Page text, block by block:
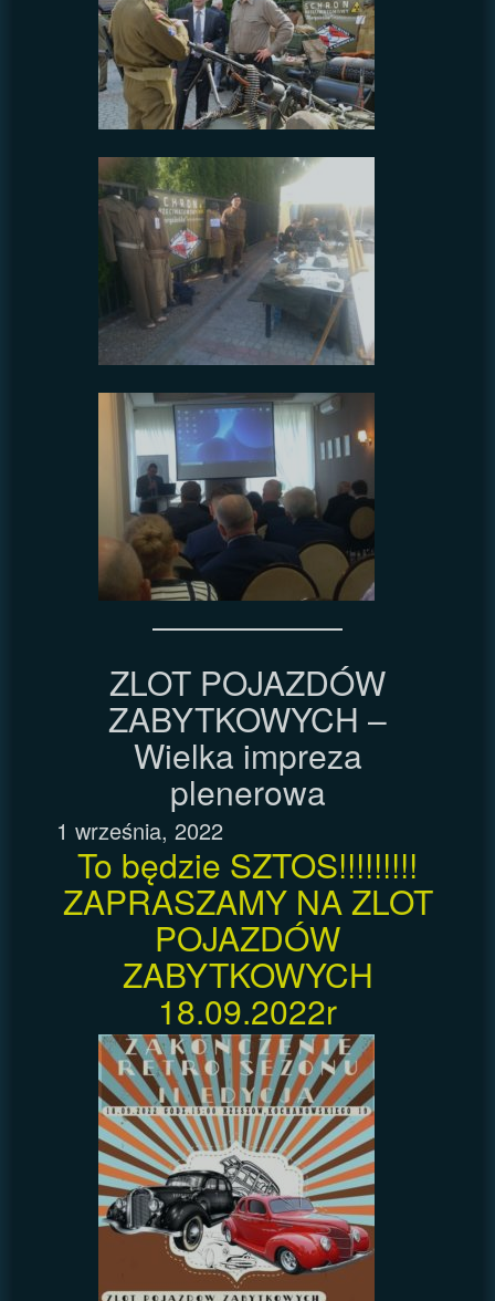
ZLOT POJAZDÓW
ZABYTKOWYCH –
Wielka impreza
plenerowa
1 września, 2022
To będzie SZTOS!!!!!!!!!
ZAPRASZAMY NA ZLOT
POJAZDÓW
ZABYTKOWYCH
18.09.2022r